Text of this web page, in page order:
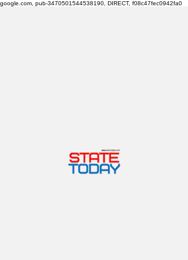
google.com, pub-3470501544538190, DIRECT, f08c47fec0942fa0